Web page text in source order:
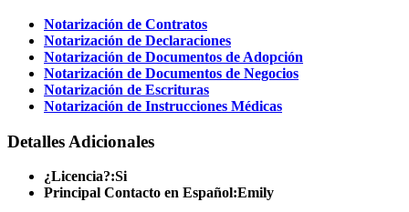
Notarización de Contratos
Notarización de Declaraciones
Notarización de Documentos de Adopción
Notarización de Documentos de Negocios
Notarización de Escrituras
Notarización de Instrucciones Médicas
Detalles Adicionales
¿Licencia?:Si
Principal Contacto en Español:Emily